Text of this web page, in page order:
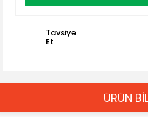
Tavsiye
Et
ÜRÜN